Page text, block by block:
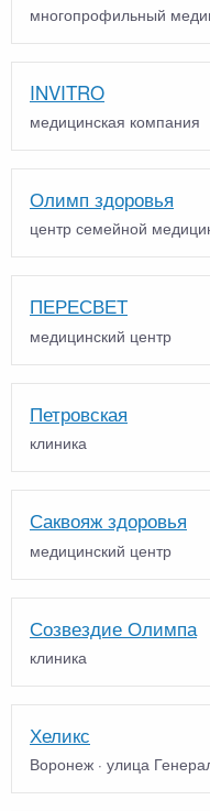
многопрофильный
INVITRO
медицинская компания
Олимп здоровья
центр семейной
ПЕРЕСВЕТ
медицинский центр
Петровская
клиника
Саквояж здоровья
медицинский центр
Созвездие Олимпа
клиника
Хеликс
Воронеж · улица